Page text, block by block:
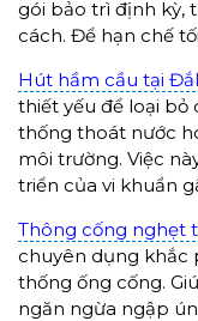
gói bảo trì định kỳ,
cách. Để hạn chế
Hút hầm cầu tại
thiết yếu để loại
thống thoát nước
môi trường. Việc
triển của vi khuẩn
Thông cống nghẹt
chuyên dụng khắc
thống ống cống.
ngăn ngừa ngập